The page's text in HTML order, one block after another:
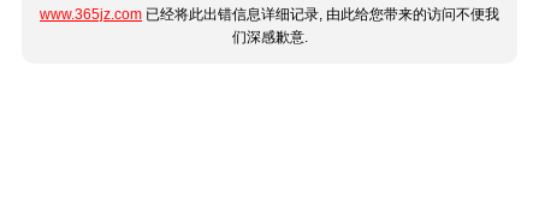
www.365jz.com 已经将此出错信息详细记录, 由此给您带来的访问不便我
们深感歉意.